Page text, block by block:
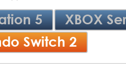
5
XBOX
Switch 2